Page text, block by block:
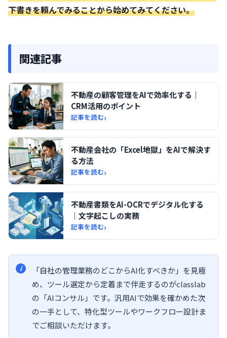
下書きを頼んでみることから始めてみてください。
関連記事
不動産の顧客管理をAIで効率化する｜
CRM活用のポイント
記事を読む›
不動産会社の「Excel地獄」をAIで解決す
る方法
記事を読む›
不動産書類をAI-OCRでデジタル化する
｜文字起こしの実務
記事を読む›
「自社の管理業務のどこからAI化すべきか」を見極
め、ツール選定から定着まで伴走するのがclasslab
の「AIコンサル」です。汎用AIで効果を確かめた次
の一手として、特化型ツールやワークフロー設計ま
でご相談いただけます。